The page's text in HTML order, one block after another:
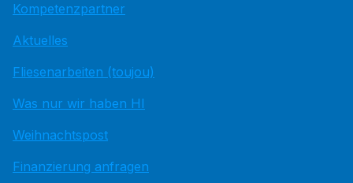
Kompetenzpartner
Aktuelles
Fliesenarbeiten (toujou)
Was nur wir haben HI
Weihnachtspost
Finanzierung anfragen